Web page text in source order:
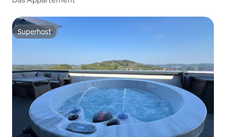
Superhost
Superhost